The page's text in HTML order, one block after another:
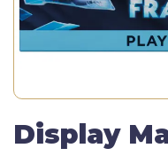
Display